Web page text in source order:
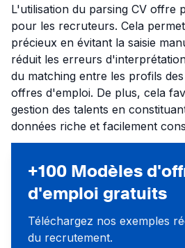
L'utilisation du parsing CV offre
pour les recruteurs. Cela
précieux en évitant la saisie
réduit les erreurs
du matching entre les profils
offres d'emploi. De plus, cela
gestion des talents en
données riche et facilement
+100 Modèles
d'emploi gratuits
Téléchargez nos exemples
du recrutement.